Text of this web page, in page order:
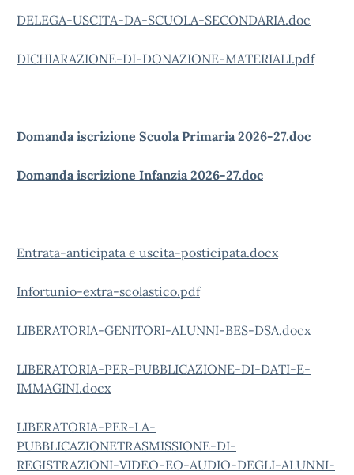
DELEGA-USCITA-DA-SCUOLA-SECONDARIA.doc
DICHIARAZIONE-DI-DONAZIONE-MATERIALI.pdf
Domanda iscrizione Scuola Primaria 2026-27.doc
Domanda iscrizione Infanzia 2026-27.doc
Entrata-anticipata e uscita-posticipata.docx
Infortunio-extra-scolastico.pdf
LIBERATORIA-GENITORI-ALUNNI-BES-DSA.docx
LIBERATORIA-PER-PUBBLICAZIONE-DI-DATI-E-
IMMAGINI.docx
LIBERATORIA-PER-LA-
PUBBLICAZIONETRASMISSIONE-DI-
REGISTRAZIONI-VIDEO-EO-AUDIO-DEGLI-ALUNNI-